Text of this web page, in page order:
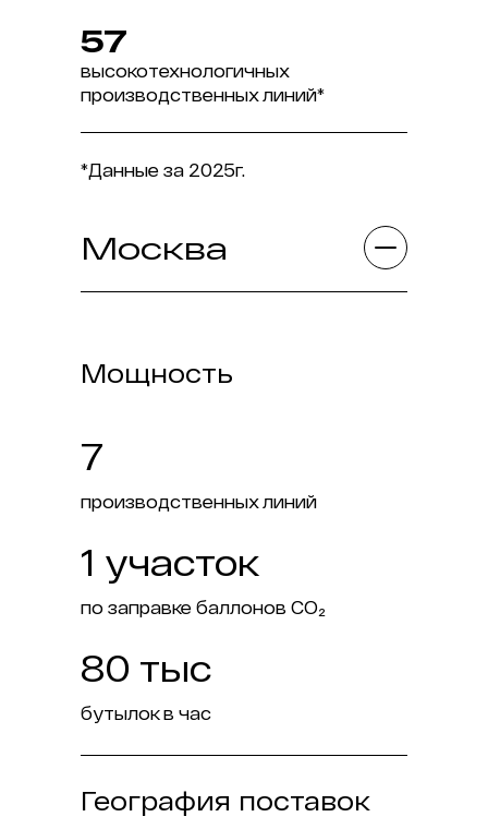
57
высокотехнологичных
производственных линий*
*Данные за 2025г.
Москва
Мощность
7
производственных линий
1 участок
по заправке баллонов СО₂
80 тыс
бутылок в час
География поставок